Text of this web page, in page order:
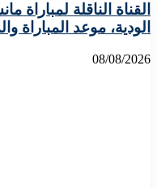
القناة الناقلة لمباراة
الودية، موعد المباراة
08/08/2026